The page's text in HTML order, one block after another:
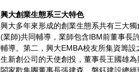
興大創業生態系三大特色
興大多年來形成的創業生態系共有三大
(業師)共同輔導，業師包含IBM前董事長
輔導。第二，興大EMBA校友所集資籌
生新創公司的天使創投，董事長王國雄
閤家歡集團董事長張建森、磐鈺建設總